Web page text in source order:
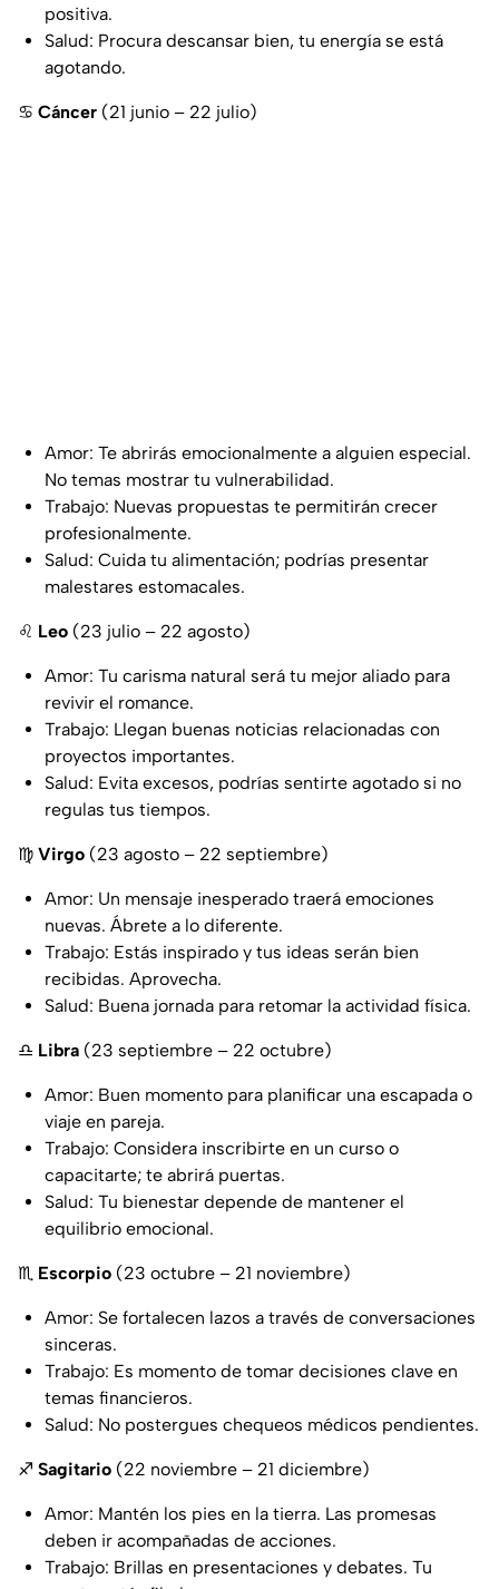
positiva.
Salud: Procura descansar bien, tu energía se está
agotando.
♋ Cáncer (21 junio – 22 julio)
Amor: Te abrirás emocionalmente a alguien especial.
No temas mostrar tu vulnerabilidad.
Trabajo: Nuevas propuestas te permitirán crecer
profesionalmente.
Salud: Cuida tu alimentación; podrías presentar
malestares estomacales.
♌ Leo (23 julio – 22 agosto)
Amor: Tu carisma natural será tu mejor aliado para
revivir el romance.
Trabajo: Llegan buenas noticias relacionadas con
proyectos importantes.
Salud: Evita excesos, podrías sentirte agotado si no
regulas tus tiempos.
♍ Virgo (23 agosto – 22 septiembre)
Amor: Un mensaje inesperado traerá emociones
nuevas. Ábrete a lo diferente.
Trabajo: Estás inspirado y tus ideas serán bien
recibidas. Aprovecha.
Salud: Buena jornada para retomar la actividad física.
♎ Libra (23 septiembre – 22 octubre)
Amor: Buen momento para planificar una escapada o
viaje en pareja.
Trabajo: Considera inscribirte en un curso o
capacitarte; te abrirá puertas.
Salud: Tu bienestar depende de mantener el
equilibrio emocional.
♏ Escorpio (23 octubre – 21 noviembre)
Amor: Se fortalecen lazos a través de conversaciones
sinceras.
Trabajo: Es momento de tomar decisiones clave en
temas financieros.
Salud: No postergues chequeos médicos pendientes.
♐ Sagitario (22 noviembre – 21 diciembre)
Amor: Mantén los pies en la tierra. Las promesas
deben ir acompañadas de acciones.
Trabajo: Brillas en presentaciones y debates. Tu